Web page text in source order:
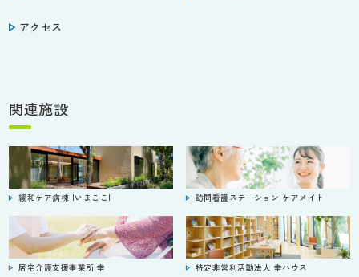
アクセス
関連施設
緩和ケア病棟 |いまここ| 訪問看護ステーション ケアメイト
居宅介護支援事業所 幸 特定非営利活動法人 幸ハウス